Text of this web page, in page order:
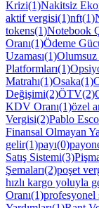
Krizi(1)Nakitsiz
aktif vergisi(1)nft(1)
tokens(1)Notebook
Oranı(1)Ödeme
Uzaması(1)Olumsuz
Platformları(1)
Matrahı(1)Osaka(1)
Değişimi(2)ÖTV(2)
KDV Oranı(1)özel
Vergisi(2)Pablo
Finansal Olmayan
gelir(1)payı(0)
Satış Sistemi(3)
Şemaları(2)poşet
hızlı kargo yoluyla
Oranı(1)profesyonel